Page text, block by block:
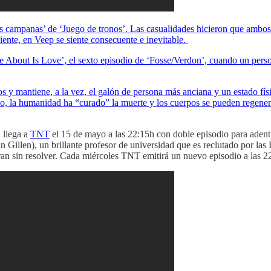
de ‘Juego de tronos’. Las casualidades hicieron que
en Veep se siente consecuente e inevitable.
Is Love’, el sexto episodio de ‘Fosse/Verdon’, cuando un
y mantiene, a la vez, el galón de persona más anciana y un estado
humanidad ha “curado” la muerte y los cuerpos se pueden
a TNT el 15 de mayo a las 22:15h con doble episodio para
un brillante profesor de universidad que es reclutado por las
sin resolver. Cada miércoles TNT emitirá un nuevo episodio a las